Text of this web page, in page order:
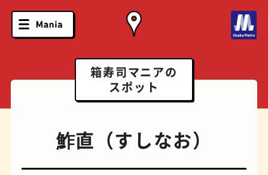
箱寿司マニアの
スポット
鮓直（すしなお）